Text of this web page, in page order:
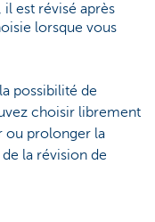
, il est révisé après
lorsque vous
possibilité de
choisir librement
ou prolonger la
la révision de